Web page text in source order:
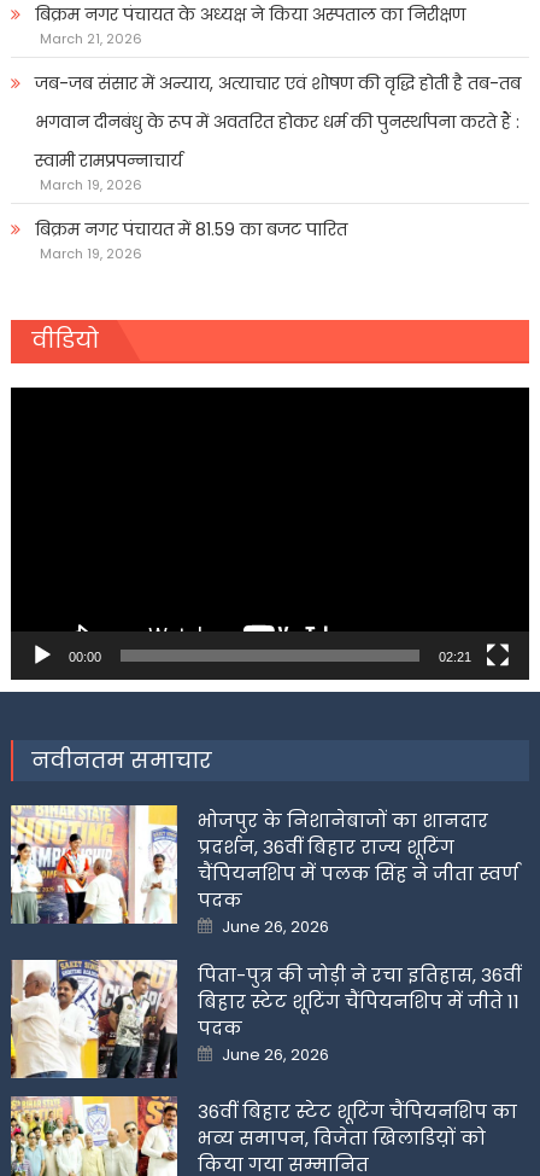
बिक्रम नगर पंचायत के अध्यक्ष ने किया अस्पताल का निरीक्षण
March 21, 2026
जब-जब संसार में अन्याय, अत्याचार एवं शोषण की वृद्धि होती है तब-तब
भगवान दीनबंधु के रूप में अवतरित होकर धर्म की पुनर्स्थापना करते हैं :
स्वामी रामप्रपन्नाचार्य
March 19, 2026
बिक्रम नगर पंचायत में 81.59 का बजट पारित
March 19, 2026
वीडियो
00:00 02:21
नवीनतम समाचार
भोजपुर के निशानेबाजों का शानदार
प्रदर्शन, 36वीं बिहार राज्य शूटिंग
चैंपियनशिप में पलक सिंह ने जीता स्वर्ण
पदक
Posted
on
June 26, 2026
पिता-पुत्र की जोड़ी ने रचा इतिहास, 36वीं
बिहार स्टेट शूटिंग चैंपियनशिप में जीते 11
पदक
Posted
on
June 26, 2026
36वीं बिहार स्टेट शूटिंग चैंपियनशिप का
भव्य समापन, विजेता खिलाडिय़ों को
किया गया सम्मानित